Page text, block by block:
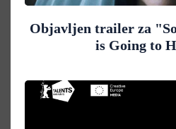
Objavljen trailer za
is Going to